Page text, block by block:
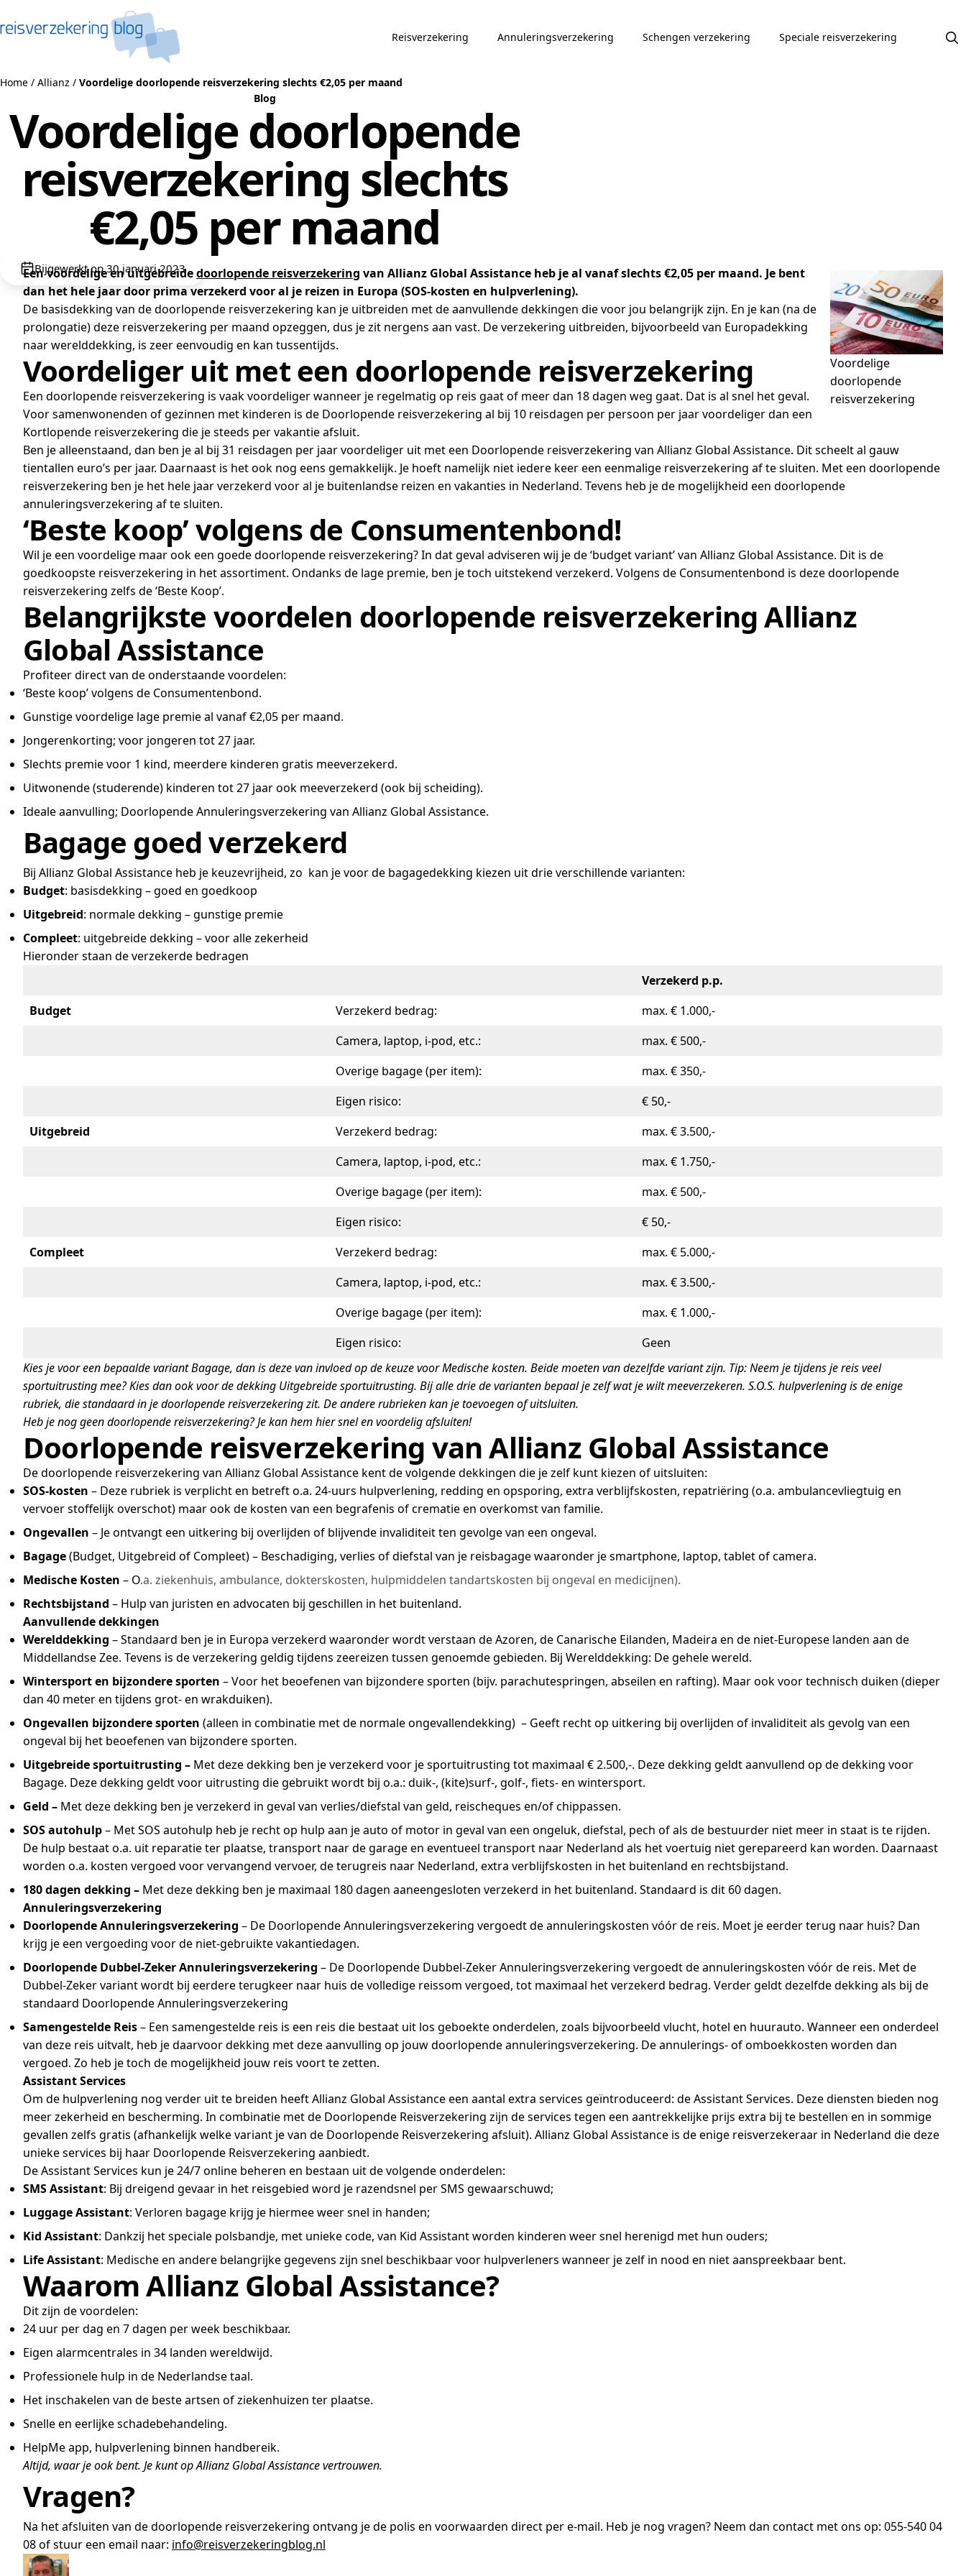
Reisverzekering Annuleringsverzekering Schengen verzekering Speciale reisverzekering
Home / Allianz / Voordelige doorlopende reisverzekering slechts €2,05 per maand
Blog
Voordelige doorlopende
reisverzekering slechts
€2,05 per maand
Bijgewerkt op 30 januari 2023
Voordelige
doorlopende
reisverzekering
Een voordelige en uitgebreidedoorlopende reisverzekering van Allianz Global Assistance heb je al vanaf slechts €2,05 per maand. Je bent
dan het hele jaar door prima verzekerd voor al je reizen in Europa (SOS-kosten en hulpverlening).
De basisdekking van de doorlopende reisverzekering kan je uitbreiden met de aanvullende dekkingen die voor jou belangrijk zijn. En je kan (na de
prolongatie) deze reisverzekering per maand opzeggen, dus je zit nergens aan vast. De verzekering uitbreiden, bijvoorbeeld van Europadekking
naar werelddekking, is zeer eenvoudig en kan tussentijds.
Voordeliger uit met een doorlopende reisverzekering
Een doorlopende reisverzekering is vaak voordeliger wanneer je regelmatig op reis gaat of meer dan 18 dagen weg gaat. Dat is al snel het geval.
Voor samenwonenden of gezinnen met kinderen is de Doorlopende reisverzekering al bij 10 reisdagen per persoon per jaar voordeliger dan een
Kortlopende reisverzekering die je steeds per vakantie afsluit.
Ben je alleenstaand, dan ben je al bij 31 reisdagen per jaar voordeliger uit met een Doorlopende reisverzekering van Allianz Global Assistance. Dit scheelt al gauw
tientallen euro’s per jaar. Daarnaast is het ook nog eens gemakkelijk. Je hoeft namelijk niet iedere keer een eenmalige reisverzekering af te sluiten. Met een doorlopende
reisverzekering ben je het hele jaar verzekerd voor al je buitenlandse reizen en vakanties in Nederland. Tevens heb je de mogelijkheid een doorlopende
annuleringsverzekering af te sluiten.
‘Beste koop’ volgens de Consumentenbond!
Wil je een voordelige maar ook een goede doorlopende reisverzekering? In dat geval adviseren wij je de ‘budget variant’ van Allianz Global Assistance. Dit is de
goedkoopste reisverzekering in het assortiment. Ondanks de lage premie, ben je toch uitstekend verzekerd. Volgens de Consumentenbond is deze doorlopende
reisverzekering zelfs de ‘Beste Koop’.
Belangrijkste voordelen doorlopende reisverzekering Allianz
Global Assistance
Profiteer direct van de onderstaande voordelen:
‘Beste koop’ volgens de Consumentenbond.
Gunstige voordelige lage premie al vanaf €2,05 per maand.
Jongerenkorting; voor jongeren tot 27 jaar.
Slechts premie voor 1 kind, meerdere kinderen gratis meeverzekerd.
Uitwonende (studerende) kinderen tot 27 jaar ook meeverzekerd (ook bij scheiding).
Ideale aanvulling; Doorlopende Annuleringsverzekering van Allianz Global Assistance.
Bagage goed verzekerd
Bij Allianz Global Assistance heb je keuzevrijheid, zo kan je voor de bagagedekking kiezen uit drie verschillende varianten:
Budget: basisdekking – goed en goedkoop
Uitgebreid: normale dekking – gunstige premie
Compleet: uitgebreide dekking – voor alle zekerheid
Hieronder staan de verzekerde bedragen
Verzekerd p.p.
Budget
Verzekerd bedrag:
max. € 1.000,-
Camera, laptop, i-pod, etc.:
max. € 500,-
Overige bagage (per item):
max. € 350,-
Eigen risico:
€ 50,-
Uitgebreid
Verzekerd bedrag:
max. € 3.500,-
Camera, laptop, i-pod, etc.:
max. € 1.750,-
Overige bagage (per item):
max. € 500,-
Eigen risico:
€ 50,-
Compleet
Verzekerd bedrag:
max. € 5.000,-
Camera, laptop, i-pod, etc.:
max. € 3.500,-
Overige bagage (per item):
max. € 1.000,-
Eigen risico:
Geen
Kies je voor een bepaalde variant Bagage, dan is deze van invloed op de keuze voor Medische kosten. Beide moeten van dezelfde variant zijn. Tip: Neem je tijdens je reis veel
sportuitrusting mee? Kies dan ook voor de dekking Uitgebreide sportuitrusting. Bij alle drie de varianten bepaal je zelf wat je wilt meeverzekeren. S.O.S. hulpverlening is de enige
rubriek, die standaard in je doorlopende reisverzekering zit. De andere rubrieken kan je toevoegen of uitsluiten.
Heb je nog geen doorlopende reisverzekering? Je kan hem hier snel en voordelig afsluiten!
Doorlopende reisverzekering van Allianz Global Assistance
De doorlopende reisverzekering van Allianz Global Assistance kent de volgende dekkingen die je zelf kunt kiezen of uitsluiten:
SOS-kosten – Deze rubriek is verplicht en betreft o.a. 24-uurs hulpverlening, redding en opsporing, extra verblijfskosten, repatriëring (o.a. ambulancevliegtuig en
vervoer stoffelijk overschot) maar ook de kosten van een begrafenis of crematie en overkomst van familie.
Ongevallen – Je ontvangt een uitkering bij overlijden of blijvende invaliditeit ten gevolge van een ongeval.
Bagage(Budget, Uitgebreid of Compleet) – Beschadiging, verlies of diefstal van je reisbagage waaronder je smartphone, laptop, tablet of camera.
Medische Kosten – O.a. ziekenhuis, ambulance, dokterskosten, hulpmiddelen tandartskosten bij ongeval en medicijnen).
Rechtsbijstand – Hulp van juristen en advocaten bij geschillen in het buitenland.
Aanvullende dekkingen
Werelddekking – Standaard ben je in Europa verzekerd waaronder wordt verstaan de Azoren, de Canarische Eilanden, Madeira en de niet-Europese landen aan de
Middellandse Zee. Tevens is de verzekering geldig tijdens zeereizen tussen genoemde gebieden. Bij Werelddekking: De gehele wereld.
Wintersport en bijzondere sporten – Voor het beoefenen van bijzondere sporten (bijv. parachutespringen, abseilen en rafting). Maar ook voor technisch duiken (dieper
dan 40 meter en tijdens grot- en wrakduiken).
Ongevallen bijzondere sporten (alleen in combinatie met de normale ongevallendekking) – Geeft recht op uitkering bij overlijden of invaliditeit als gevolg van een
ongeval bij het beoefenen van bijzondere sporten.
Uitgebreide sportuitrusting – Met deze dekking ben je verzekerd voor je sportuitrusting tot maximaal € 2.500,-. Deze dekking geldt aanvullend op de dekking voor
Bagage. Deze dekking geldt voor uitrusting die gebruikt wordt bij o.a.: duik-, (kite)surf-, golf-, fiets- en wintersport.
Geld – Met deze dekking ben je verzekerd in geval van verlies/diefstal van geld, reischeques en/of chippassen.
SOS autohulp– Met SOS autohulp heb je recht op hulp aan je auto of motor in geval van een ongeluk, diefstal, pech of als de bestuurder niet meer in staat is te rijden.
De hulp bestaat o.a. uit reparatie ter plaatse, transport naar de garage en eventueel transport naar Nederland als het voertuig niet gerepareerd kan worden. Daarnaast
worden o.a. kosten vergoed voor vervangend vervoer, de terugreis naar Nederland, extra verblijfskosten in het buitenland en rechtsbijstand.
180 dagen dekking – Met deze dekking ben je maximaal 180 dagen aaneengesloten verzekerd in het buitenland. Standaard is dit 60 dagen.
Annuleringsverzekering
Doorlopende Annuleringsverzekering – De Doorlopende Annuleringsverzekering vergoedt de annuleringskosten vóór de reis. Moet je eerder terug naar huis? Dan
krijg je een vergoeding voor de niet-gebruikte vakantiedagen.
Doorlopende Dubbel-Zeker Annuleringsverzekering – De Doorlopende Dubbel-Zeker Annuleringsverzekering vergoedt de annuleringskosten vóór de reis. Met de
Dubbel-Zeker variant wordt bij eerdere terugkeer naar huis de volledige reissom vergoed, tot maximaal het verzekerd bedrag. Verder geldt dezelfde dekking als bij de
standaard Doorlopende Annuleringsverzekering
Samengestelde Reis– Een samengestelde reis is een reis die bestaat uit los geboekte onderdelen, zoals bijvoorbeeld vlucht, hotel en huurauto. Wanneer een onderdeel
van deze reis uitvalt, heb je daarvoor dekking met deze aanvulling op jouw doorlopende annuleringsverzekering. De annulerings- of omboekkosten worden dan
vergoed. Zo heb je toch de mogelijkheid jouw reis voort te zetten.
Assistant Services
Om de hulpverlening nog verder uit te breiden heeft Allianz Global Assistance een aantal extra services geïntroduceerd: de Assistant Services. Deze diensten bieden nog
meer zekerheid en bescherming. In combinatie met de Doorlopende Reisverzekering zijn de services tegen een aantrekkelijke prijs extra bij te bestellen en in sommige
gevallen zelfs gratis (afhankelijk welke variant je van de Doorlopende Reisverzekering afsluit). Allianz Global Assistance is de enige reisverzekeraar in Nederland die deze
unieke services bij haar Doorlopende Reisverzekering aanbiedt.
De Assistant Services kun je 24/7 online beheren en bestaan uit de volgende onderdelen:
SMS Assistant: Bij dreigend gevaar in het reisgebied word je razendsnel per SMS gewaarschuwd;
Luggage Assistant: Verloren bagage krijg je hiermee weer snel in handen;
Kid Assistant: Dankzij het speciale polsbandje, met unieke code, van Kid Assistant worden kinderen weer snel herenigd met hun ouders;
Life Assistant: Medische en andere belangrijke gegevens zijn snel beschikbaar voor hulpverleners wanneer je zelf in nood en niet aanspreekbaar bent.
Waarom Allianz Global Assistance?
Dit zijn de voordelen:
24 uur per dag en 7 dagen per week beschikbaar.
Eigen alarmcentrales in 34 landen wereldwijd.
Professionele hulp in de Nederlandse taal.
Het inschakelen van de beste artsen of ziekenhuizen ter plaatse.
Snelle en eerlijke schadebehandeling.
HelpMe app, hulpverlening binnen handbereik.
Altijd, waar je ook bent. Je kunt op Allianz Global Assistance vertrouwen.
Vragen?
Na het afsluiten van de doorlopende reisverzekering ontvang je de polis en voorwaarden direct per e-mail. Heb je nog vragen? Neem dan contact met ons op: 055-540 04
08 of stuur een email naar: info@reisverzekeringblog.nl